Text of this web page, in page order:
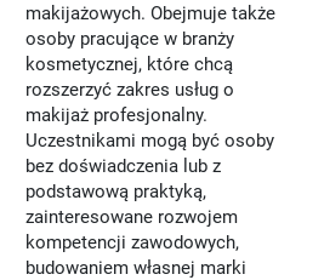
makijażowych. Obejmuje także
osoby pracujące w branży
kosmetycznej, które chcą
rozszerzyć zakres usług o
makijaż profesjonalny.
Uczestnikami mogą być osoby
bez doświadczenia lub z
podstawową praktyką,
zainteresowane rozwojem
kompetencji zawodowych,
budowaniem własnej marki